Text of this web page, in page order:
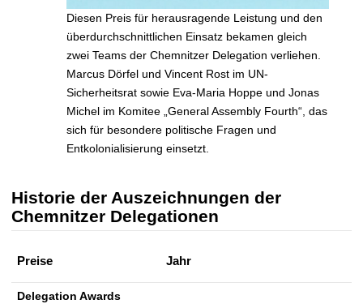
Diesen Preis für herausragende Leistung und den
überdurchschnittlichen Einsatz bekamen gleich
zwei Teams der Chemnitzer Delegation verliehen.
Marcus Dörfel und Vincent Rost im UN-
Sicherheitsrat sowie Eva-Maria Hoppe und Jonas
Michel im Komitee „General Assembly Fourth“, das
sich für besondere politische Fragen und
Entkolonialisierung einsetzt.
Historie der Auszeichnungen der
Chemnitzer Delegationen
Preise Jahr
Delegation Awards